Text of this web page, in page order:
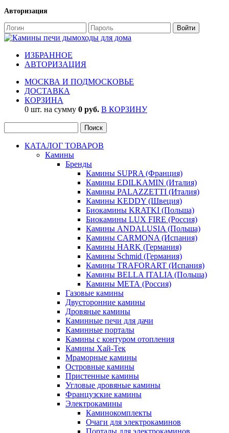
Авторизация
ИЗБРАННОЕ
АВТОРИЗАЦИЯ
МОСКВА И ПОДМОСКОВЬЕ
ДОСТАВКА
КОРЗИНА
0 шт. на сумму 0 руб. В КОРЗИНУ
КАТАЛОГ ТОВАРОВ
Камины
Бренды
Камины SUPRA (Франция)
Камины EDILKAMIN (Италия)
Камины PALAZZETTI (Италия)
Камины KEDDY (Швеция)
Биокамины KRATKI (Польша)
Биокамины LUX FIRE (Россия)
Камины ANDALUSIA (Польша)
Камины CARMONA (Испания)
Камины HARK (Германия)
Камины Schmid (Германия)
Камины TRAFORART (Испания)
Камины BELLA ITALIA (Польша)
Камины МЕТА (Россия)
Газовые камины
Двусторонние камины
Дровяные камины
Каминные печи для дачи
Каминные порталы
Камины с контуром отопления
Камины Хай-Тек
Мраморные камины
Островные камины
Пристенные камины
Угловые дровяные камины
Французские камины
Электрокамины
Каминокомплекты
Очаги для электрокаминов
Порталы для электрокаминов